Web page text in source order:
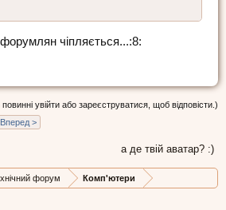
чіпляється...:8:
увійти або зареєструватися, щоб відповісти.)
Вперед >
а де твій аватар? :)
форум Комп'ютери